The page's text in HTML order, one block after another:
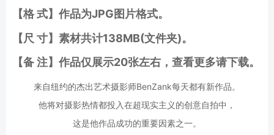
【格 式】作品为JPG图片格式。
【尺 寸】素材共计138MB(文件夹)。
【备 注】作品仅展示20张左右，查看更多请下载。
来自纽约的杰出艺术摄影师BenZank每天都有新作品。
他将对摄影热情都投入在超现实主义的创意自拍中，
这是他作品成功的重要因素之一。